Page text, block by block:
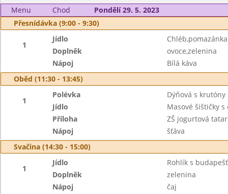
Menu Chod
Pondělí 29. 5. 2023
Přesnídávka (9:00 - 9:30)
1
Jídlo
Doplněk
ovoce,zelenina
Nápoj
Bílá káva
Oběd (11:30 - 13:45)
1
Polévka
Dýňová s krutóny
Jídlo
Masové šištičky
Příloha
ZŠ jogurtová
Nápoj
šťáva
Svačina (14:30 - 15:00)
1
Jídlo
Rohlík s
Doplněk
zelenina
Nápoj
čaj